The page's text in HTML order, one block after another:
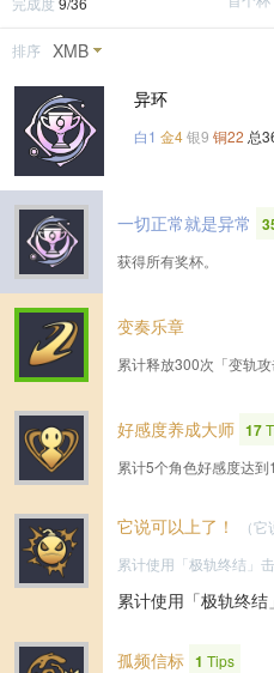
排序 XMB
异环
白1 金4银9 铜22 总
一切正常就是异常
获得所有奖杯。
变奏乐章
累计释放300次「变轨攻
好感度养成大师 17
累计5个角色好感度达到
它说可以上了！ （
累计使用「极轨终结」
累计使用「极轨终结
孤频信标 1 Tips